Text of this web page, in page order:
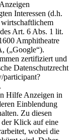
Interessen (d.h.
Art. 6 Abs. 1 lit.
Amphitheatre
(„Google“).
zertifiziert und
Datenschutzrecht
participant?
Hilfe Anzeigen in
Einblendung
Zu diesen
Klick auf eine
wobei die